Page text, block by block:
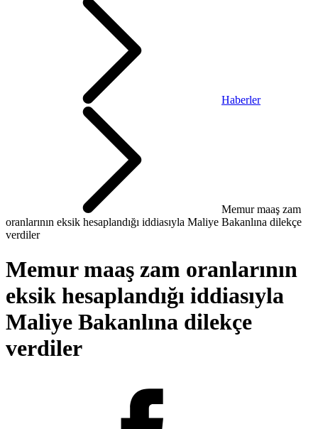
Haberler
Memur maaş zam
oranlarının eksik hesaplandığı iddiasıyla Maliye Bakanlına dilekçe
verdiler
Memur maaş zam oranlarının
eksik hesaplandığı iddiasıyla
Maliye Bakanlına dilekçe
verdiler